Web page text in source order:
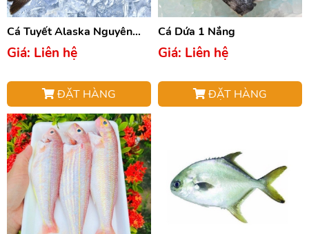
Cá Tuyết Alaska Nguyên
Con
Giá: Liên hệ
ĐẶT HÀNG
Cá Dứa 1 Nắng
Giá: Liên hệ
ĐẶT HÀNG